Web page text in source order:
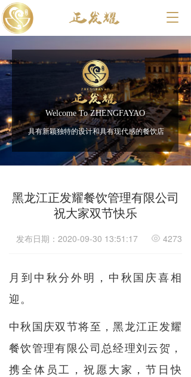
T
g
l
e
n
a
i
g
a
t
n
Welcome To ZHENGFAYAO
具有新颖独特的设计和具有现代感的餐饮店
黑龙江正发耀餐饮管理有限公司
祝大家双节快乐
发布日期：2020-09-30 13:51:17 4273
月到中秋分外明，中秋国庆喜相
迎。
中秋国庆双节将至，黑龙江正发耀
餐饮管理有限公司总经理刘云贺，
携全体员工，祝愿大家，节日快